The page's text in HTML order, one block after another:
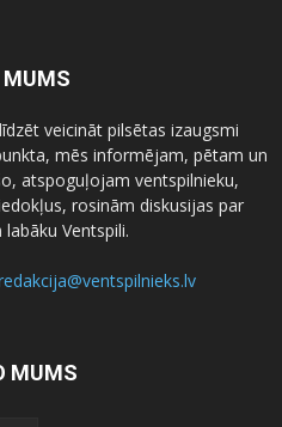
MUMS
veicināt pilsētas izaugsmi
mēs informējam, pētam un
atspoguļojam ventspilnieku,
rosinām diskusijas par
Ventspili.
MUMS